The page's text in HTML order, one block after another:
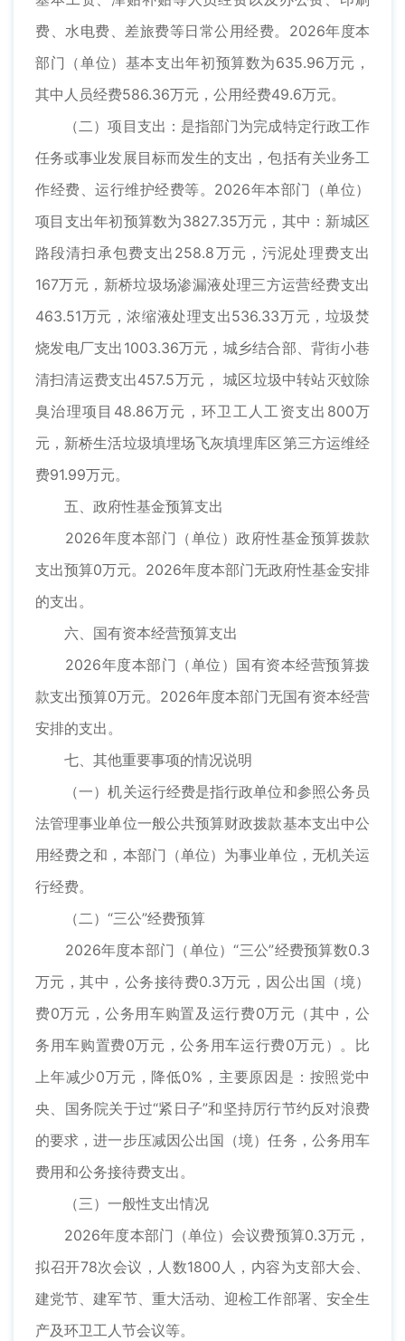
费、水电费、差旅费等日常公用经费。2026年度本
部门（单位）基本支出年初预算数为635.96万元，
其中人员经费586.36万元，公用经费49.6万元。
（二）项目支出：是指部门为完成特定行政工作
任务或事业发展目标而发生的支出，包括有关业务工
作经费、运行维护经费等。2026年本部门（单位）
项目支出年初预算数为3827.35万元，其中：新城区
路段清扫承包费支出258.8万元，污泥处理费支出
167万元，新桥垃圾场渗漏液处理三方运营经费支出
463.51万元，浓缩液处理支出536.33万元，垃圾焚
烧发电厂支出1003.36万元，城乡结合部、背街小巷
清扫清运费支出457.5万元， 城区垃圾中转站灭蚊除
臭治理项目48.86万元，环卫工人工资支出800万
元，新桥生活垃圾填埋场飞灰填埋库区第三方运维经
费91.99万元。
五、政府性基金预算支出
2026年度本部门（单位）政府性基金预算拨款
支出预算0万元。2026年度本部门无政府性基金安排
的支出。
六、国有资本经营预算支出
2026年度本部门（单位）国有资本经营预算拨
款支出预算0万元。2026年度本部门无国有资本经营
安排的支出。
七、其他重要事项的情况说明
（一）机关运行经费是指行政单位和参照公务员
法管理事业单位一般公共预算财政拨款基本支出中公
用经费之和，本部门（单位）为事业单位，无机关运
行经费。
（二）“三公”经费预算
2026年度本部门（单位）“三公”经费预算数0.3
万元，其中，公务接待费0.3万元，因公出国（境）
费0万元，公务用车购置及运行费0万元（其中，公
务用车购置费0万元，公务用车运行费0万元）。比
上年减少0万元，降低0%，主要原因是：按照党中
央、国务院关于过“紧日子”和坚持厉行节约反对浪费
的要求，进一步压减因公出国（境）任务，公务用车
费用和公务接待费支出。
（三）一般性支出情况
2026年度本部门（单位）会议费预算0.3万元，
拟召开78次会议，人数1800人，内容为支部大会、
建党节、建军节、重大活动、迎检工作部署、安全生
产及环卫工人节会议等。